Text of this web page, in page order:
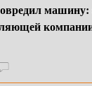
машину: